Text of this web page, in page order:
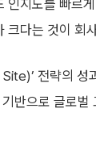
인지도를 빠르
크다는 것이 회
전략의
반으로 글로